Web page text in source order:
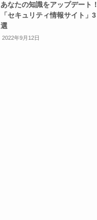
あなたの知識をアップデート！
「セキュリティ情報サイト」3
選
2022年9月12日